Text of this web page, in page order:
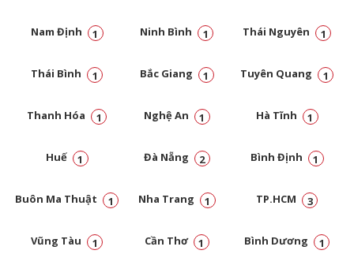
Nam Định 1 Ninh Bình 1 Thái Nguyên 1
Thái Bình 1 Bắc Giang 1 Tuyên Quang 1
Thanh Hóa 1 Nghệ An 1 Hà Tĩnh 1
Huế 1 Đà Nẵng 2 Bình Định 1
Buôn Ma Thuật 1 Nha Trang 1 TP.HCM 3
Vũng Tàu 1 Cần Thơ 1 Bình Dương 1